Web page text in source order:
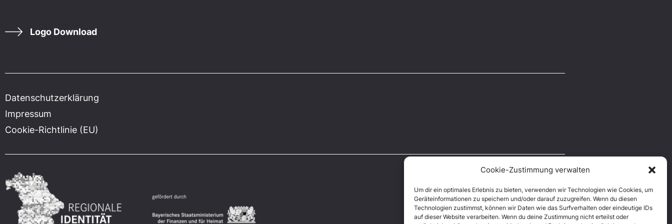
Cookie-Zustimmung verwalten
Um dir ein optimales Erlebnis zu bieten, verwenden wir Technologien wie Cookies, um
Geräteinformationen zu speichern und/oder darauf zuzugreifen. Wenn du diesen
Technologien zustimmst, können wir Daten wie das Surfverhalten oder eindeutige IDs
auf dieser Website verarbeiten. Wenn du deine Zustimmung nicht erteilst oder
Logo Download
Datenschutzerklärung
Impressum
Cookie-Richtlinie (EU)